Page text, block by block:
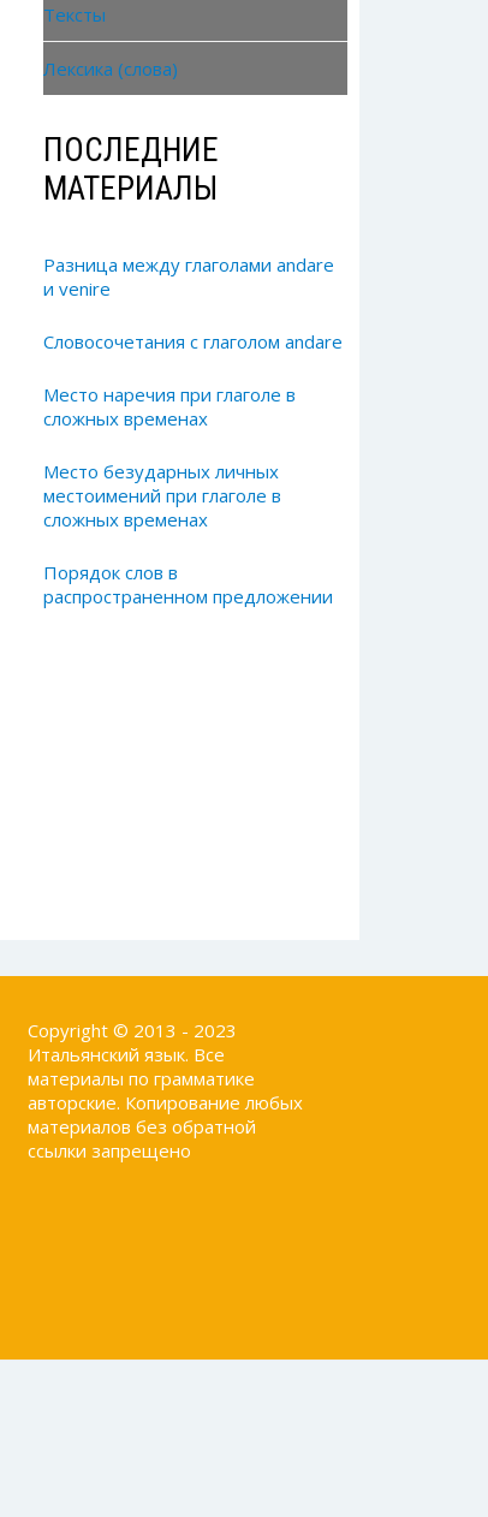
Тексты
Лексика (слова)
ПОСЛЕДНИЕ
МАТЕРИАЛЫ
Разница между глаголами andare
и venire
Словосочетания с глаголом andare
Место наречия при глаголе в
сложных временах
Место безударных личных
местоимений при глаголе в
сложных временах
Порядок слов в
распространенном предложении
Copyright © 2013 - 2023
Итальянский язык. Все
материалы по грамматике
авторские. Копирование любых
материалов без обратной
ссылки запрещено